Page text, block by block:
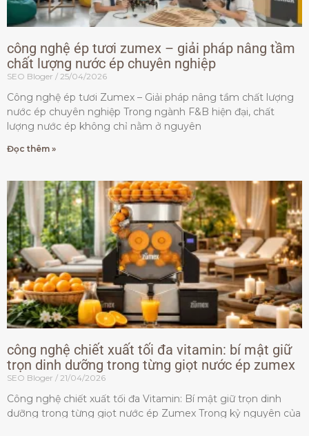
công nghệ ép tươi zumex – giải pháp nâng tầm
chất lượng nước ép chuyên nghiệp
SEO Bloger 25/04/2026
Công nghệ ép tươi Zumex – Giải pháp nâng tầm chất lượng
nước ép chuyên nghiệp Trong ngành F&B hiện đại, chất
lượng nước ép không chỉ nằm ở nguyên
Đọc thêm »
công nghệ chiết xuất tối đa vitamin: bí mật giữ
trọn dinh dưỡng trong từng giọt nước ép zumex
SEO Bloger 21/04/2026
Công nghệ chiết xuất tối đa Vitamin: Bí mật giữ trọn dinh
dưỡng trong từng giọt nước ép Zumex Trong kỷ nguyên của